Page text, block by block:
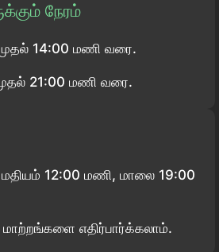
நேரம்
14:00 மணி வரை.
21:00 மணி வரை.
12:00 மணி, மாலை 19:00
மாற்றங்களை எதிர்பார்க்கலாம்.